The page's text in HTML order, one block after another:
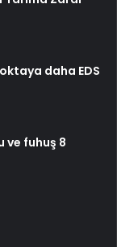
daha EDS
ve fuhuş 8